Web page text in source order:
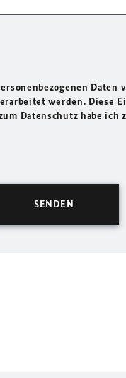
Daten
werden.
Datenschutz habe ich